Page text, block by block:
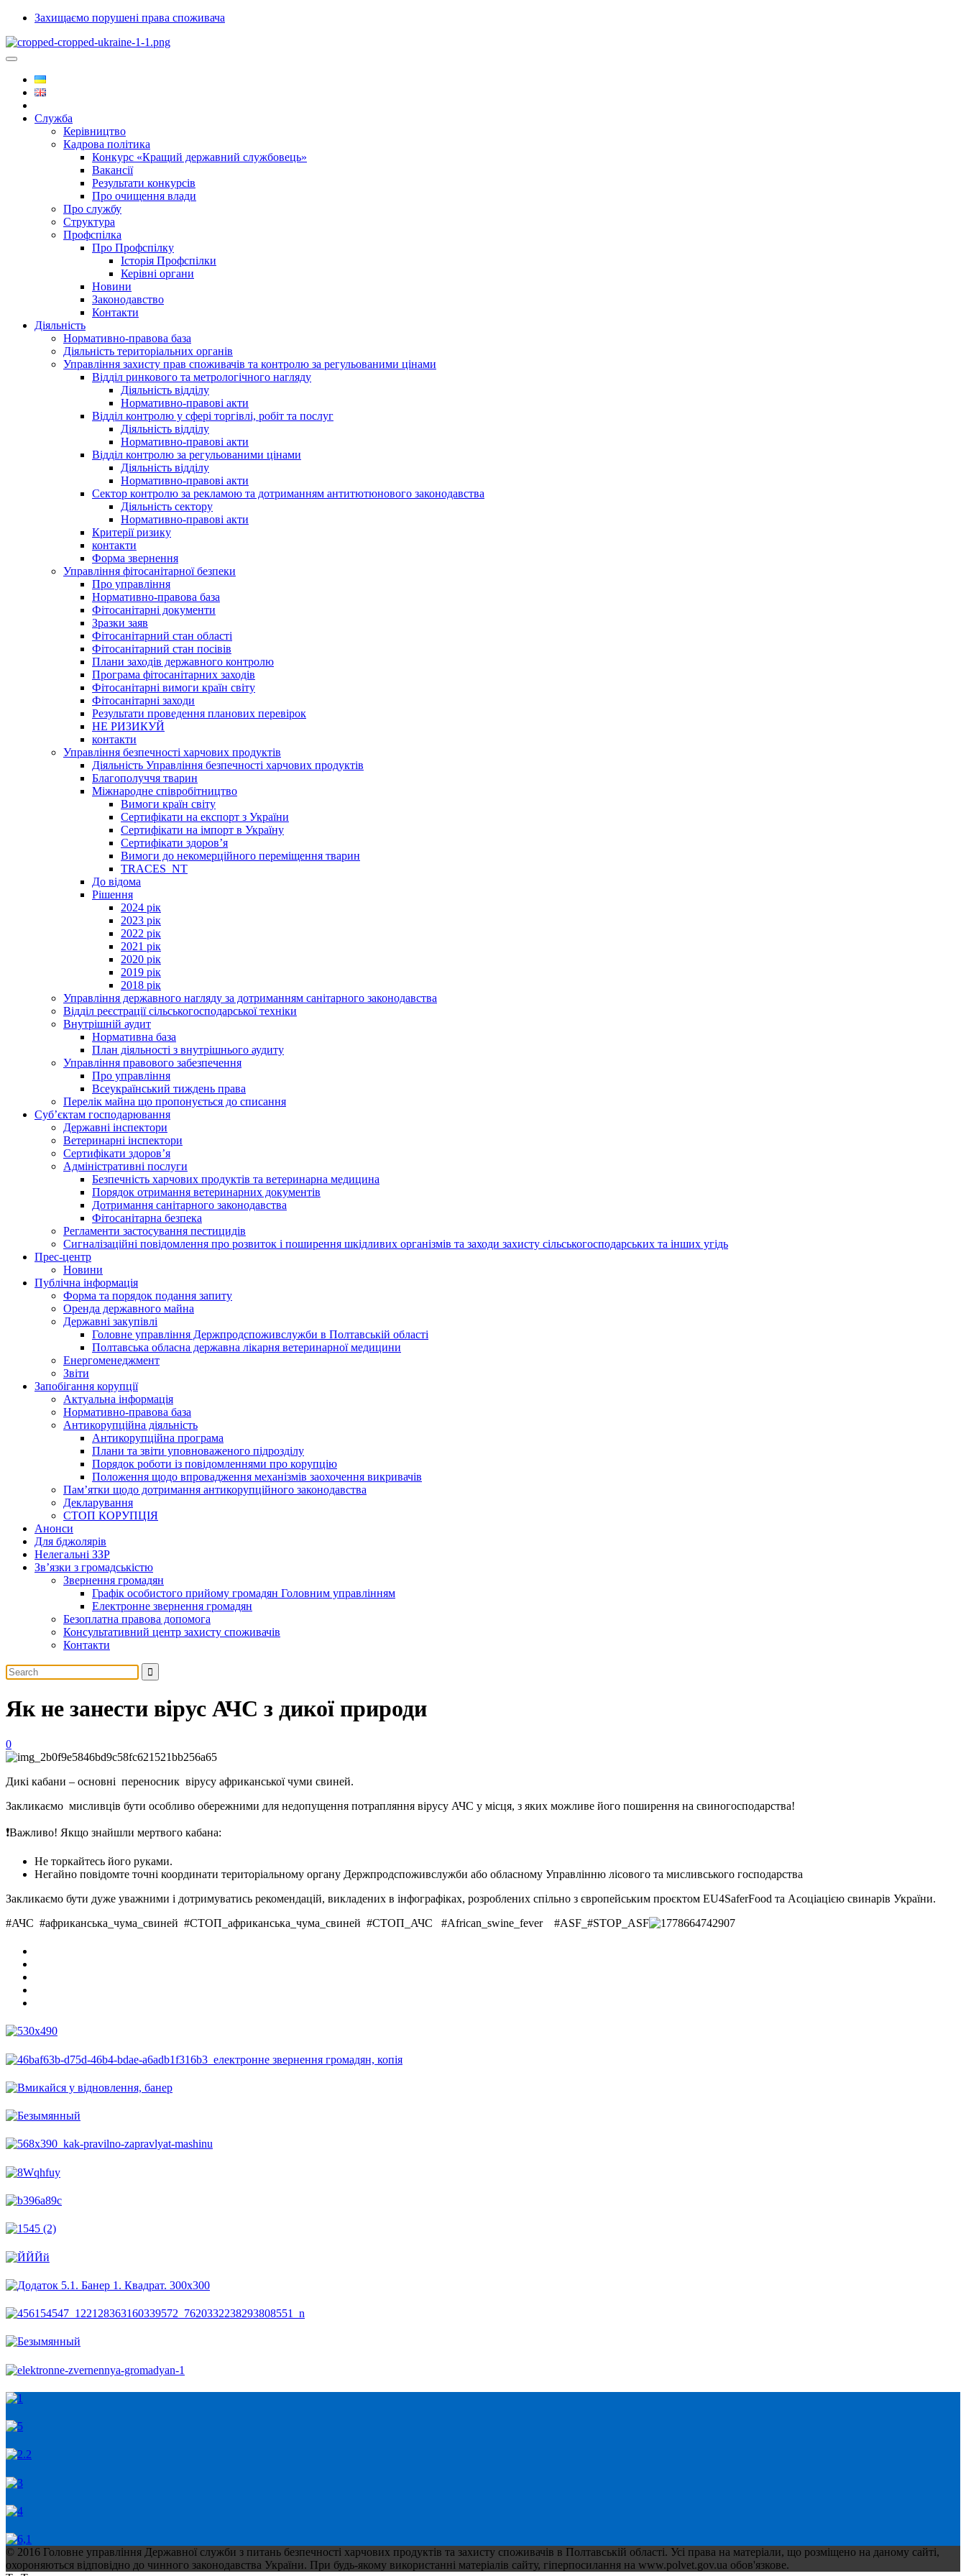
Захищаємо порушені права споживача
Служба
Керівництво
Кадрова політика
Конкурс «Кращий державний службовець»
Вакансії
Результати конкурсів
Про очищення влади
Про службу
Структура
Профспілка
Про Профспілку
Історія Профспілки
Керівні органи
Новини
Законодавство
Контакти
Діяльність
Нормативно-правова база
Діяльність територіальних органів
Управління захисту прав споживачів та контролю за регульованими цінами
Відділ ринкового та метрологічного нагляду
Діяльність відділу
Нормативно-правові акти
Відділ контролю у сфері торгівлі, робіт та послуг
Діяльність відділу
Нормативно-правові акти
Відділ контролю за регульованими цінами
Діяльність відділу
Нормативно-правові акти
Сектор контролю за рекламою та дотриманням антитютюнового законодавства
Діяльність сектору
Нормативно-правові акти
Критерії ризику
контакти
Форма звернення
Управління фітосанітарної безпеки
Про управління
Нормативно-правова база
Фітосанітарні документи
Зразки заяв
Фітосанітарний стан області
Фітосанітарний стан посівів
Плани заходів державного контролю
Програма фітосанітарних заходів
Фітосанітарні вимоги країн світу
Фітосанітарні заходи
Результати проведення планових перевірок
НЕ РИЗИКУЙ
контакти
Управління безпечності харчових продуктів
Діяльність Управління безпечності харчових продуктів
Благополуччя тварин
Міжнародне співробітництво
Вимоги країн світу
Сертифікати на експорт з України
Сертифікати на імпорт в Україну
Сертифікати здоров’я
Вимоги до некомерційного переміщення тварин
TRACES_NT
До відома
Рішення
2024 рік
2023 рік
2022 рік
2021 рік
2020 рік
2019 рік
2018 рік
Управління державного нагляду за дотриманням санітарного законодавства
Відділ реєстрації сільськогосподарської техніки
Внутрішній аудит
Нормативна база
План діяльності з внутрішнього аудиту
Управління правового забезпечення
Про управління
Всеукраїнський тиждень права
Перелік майна що пропонується до списання
Суб’єктам господарювання
Державні інспектори
Ветеринарні інспектори
Сертифікати здоров’я
Адміністративні послуги
Безпечність харчових продуктів та ветеринарна медицина
Порядок отримання ветеринарних документів
Дотримання санітарного законодавства
Фітосанітарна безпека
Регламенти застосування пестицидів
Сигналізаційні повідомлення про розвиток і поширення шкідливих організмів та заходи захисту сільськогосподарських та інших угідь
Прес-центр
Новини
Публічна інформація
Форма та порядок подання запиту
Оренда державного майна
Державні закупівлі
Головне управління Держпродспоживслужби в Полтавській області
Полтавська обласна державна лікарня ветеринарної медицини
Енергоменеджмент
Звіти
Запобігання корупції
Актуальна інформація
Нормативно-правова база
Антикорупційна діяльність
Антикорупційна програма
Плани та звіти уповноваженого підрозділу
Порядок роботи із повідомленнями про корупцію
Положення щодо впровадження механізмів заохочення викривачів
Пам’ятки щодо дотримання антикорупційного законодавства
Декларування
СТОП КОРУПЦІЯ
Анонси
Для бджолярів
Нелегальні ЗЗР
Зв’язки з громадськістю
Звернення громадян
Графік особистого прийому громадян Головним управлінням
Електронне звернення громадян
Безоплатна правова допомога
Консультативний центр захисту споживачів
Контакти
Як не занести вірус АЧС з дикої природи
0
Дикі кабани – основні переносник вірусу африканської чуми свиней.
Закликаємо мисливців бути особливо обережними для недопущення потрапляння вірусу АЧС у місця, з яких можливе його поширення на свиногосподарства!
❗Важливо! Якщо знайшли мертвого кабана:
Не торкайтесь його руками.
Негайно повідомте точні координати територіальному органу Держпродспоживслужби або обласному Управлінню лісового та мисливського господарства
️Закликаємо бути дуже уважними і дотримуватись рекомендацій, викладених в інфографіках, розроблених спільно з європейським проєктом EU4SaferFood та Асоціацією свинарів України.
#АЧС #африканська_чума_свиней #СТОП_африканська_чума_свиней #СТОП_АЧС #African_swine_fever #ASF_#STOP_ASF
© 2016 Головне управління Державної служби з питань безпечності харчових продуктів та захисту споживачів в Полтавській області. Усі права на матеріали, що розміщено на даному сайті,
охороняються відповідно до чинного законодавства України. При будь-якому використанні матеріалів сайту, гіперпосилання на www.polvet.gov.ua обов'язкове.